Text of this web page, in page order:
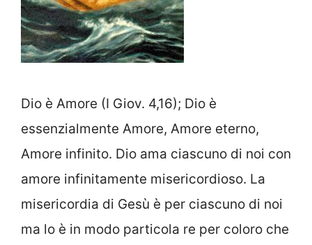
Dio è Amore (I Giov. 4,16); Dio è
essenzialmente Amore, Amore eterno,
Amore infinito. Dio ama ciascuno di noi con
amore infinitamente misericordioso. La
misericordia di Gesù è per ciascuno di noi
ma lo è in modo particola re per coloro che